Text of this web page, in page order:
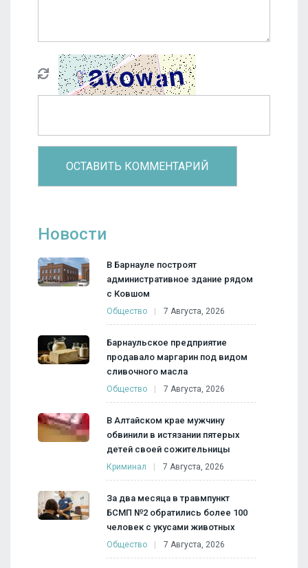
Новости
В Барнауле построят
административное здание рядом
с Ковшом
Общество 7 Августа, 2026
Барнаульское предприятие
продавало маргарин под видом
сливочного масла
Общество 7 Августа, 2026
В Алтайском крае мужчину
обвинили в истязании пятерых
детей своей сожительницы
Криминал 7 Августа, 2026
За два месяца в травмпункт
БСМП №2 обратились более 100
человек с укусами животных
Общество 7 Августа, 2026